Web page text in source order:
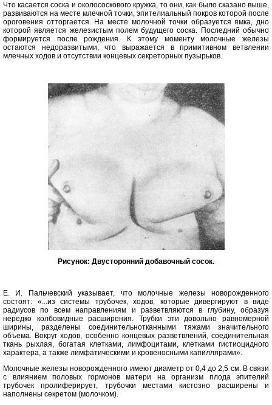
Что касается соска и околососкового кружка, то они, как было сказано выше,
развиваются на месте млечной точки, эпителиальный покров которой после
ороговения отторгается. На месте молочной точки образуется ямка, дно
которой является железистым полем будущего соска. Последний обычно
формируется после рождения. К этому моменту молочные железы
остаются недоразвитыми, что выражается в примитивном ветвлении
млечных ходов и отсутствии концевых секреторных пузырьков.
Рисунок: Двусторонний добавочный сосок.
Е. И. Пальчевский указывает, что молочные железы новорожденного
состоят: «...из системы трубочек, ходов, которые дивергируют в виде
радиусов по всем направлениям и разветвляются в глубину, образуя
нередко колбовидные расширения. Трубки эти довольно равномерной
ширины, разделены соединительнотканными тяжами значительного
объема. Вокруг ходов, особенно концевых разветвлений, соединительная
ткань рыхлая, богатая клетками, лимфоцитами, клетками гистиоцидного
характера, а также лимфатическими и кровеносными капиллярами».
Молочные железы новорожденного имеют диаметр от 0,4 до 2,5 см. В связи
с влиянием половых гормонов матери на организм плода эпителий
трубочек пролиферирует, трубочки местами кистозно расширены и
наполнены секретом (молочком).